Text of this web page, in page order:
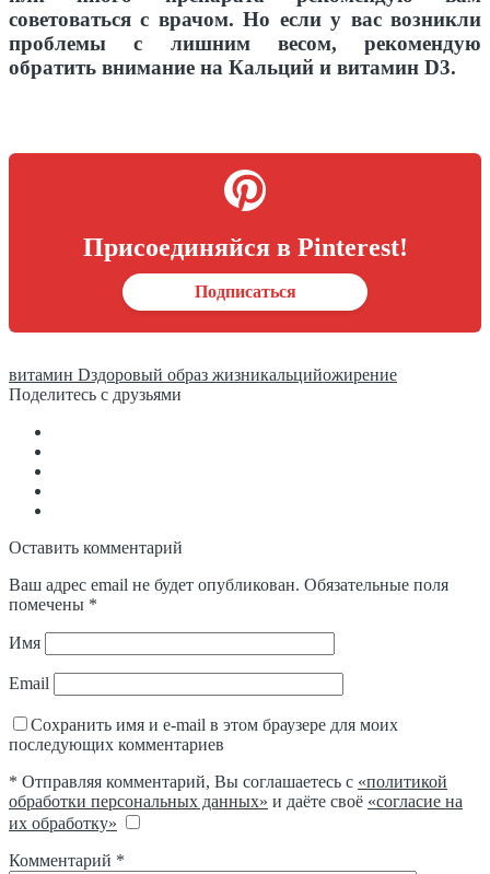
советоваться с врачом. Но если у вас возникли
проблемы с лишним весом, рекомендую
обратить внимание на Кальций и витамин D3.
Присоединяйся в Pinterest!
Подписаться
витамин Dздоровый образ жизникальцийожирение
Поделитесь с друзьями
Оставить комментарий
Ваш адрес email не будет опубликован. Обязательные поля
помечены *
Имя
Email
Сохранить имя и e-mail в этом браузере для моих
последующих комментариев
* Отправляя комментарий, Вы соглашаетесь с «политикой
обработки персональных данных» и даёте своё «согласие на
их обработку»
Комментарий *